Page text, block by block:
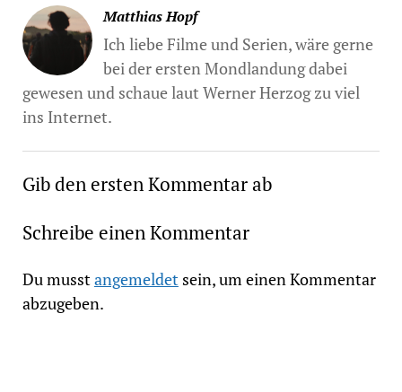
Matthias Hopf
Ich liebe Filme und Serien, wäre gerne
bei der ersten Mondlandung dabei
gewesen und schaue laut Werner Herzog zu viel
ins Internet.
Gib den ersten Kommentar ab
Schreibe einen Kommentar
Du musstangemeldetsein, um einen Kommentar
abzugeben.